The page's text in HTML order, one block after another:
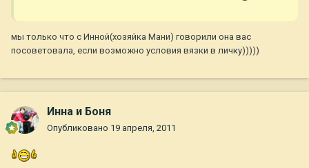
мы только что с Инной(хозяйка Мани) говорили она вас
посоветовала, если возможно условия вязки в личку)))))
Инна и Боня
Опубликовано 19 апреля, 2011